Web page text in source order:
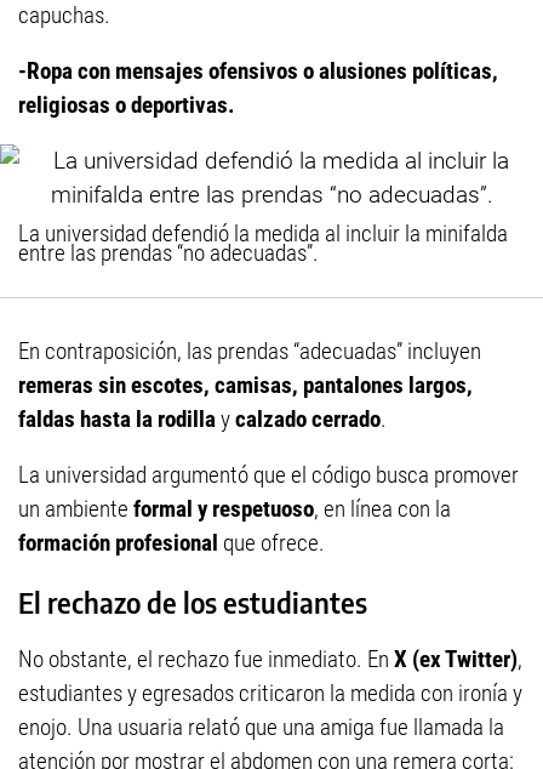
capuchas.
-Ropa con mensajes ofensivos o alusiones políticas,
religiosas o deportivas.
La universidad defendió la medida al incluir la minifalda
entre las prendas “no adecuadas”.
En contraposición, las prendas “adecuadas” incluyen
remeras sin escotes, camisas, pantalones largos,
faldas hasta la rodillaycalzado cerrado.
La universidad argumentó que el código busca promover
un ambiente formal y respetuoso, en línea con la
formación profesional que ofrece.
El rechazo de los estudiantes
No obstante, el rechazo fue inmediato. En X (ex Twitter),
estudiantes y egresados criticaron la medida con ironía y
enojo. Una usuaria relató que una amiga fue llamada la
atención por mostrar el abdomen con una remera corta: